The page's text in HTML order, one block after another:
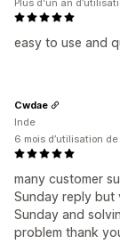
easy to use and
Plus d'un an
many customer
Sunday reply but
Sunday and
problem thank
Cwdae
Inde
6 mois d’utilisation de